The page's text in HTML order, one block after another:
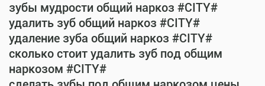
зубы мудрости общий наркоз #CITY#
удалить зуб общий наркоз #CITY#
удаление зуба общий наркоз #CITY#
сколько стоит удалить зуб под общим
наркозом #CITY#